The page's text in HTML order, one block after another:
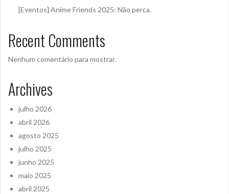
[Eventos] Anime Friends 2025: Não perca.
Recent Comments
Nenhum comentário para mostrar.
Archives
julho 2026
abril 2026
agosto 2025
julho 2025
junho 2025
maio 2025
abril 2025